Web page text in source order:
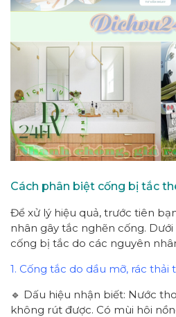
Cách phân biệt cống bị tắc
Để xử lý hiệu quả, trước tiên
nhân gây tắc nghẽn cống.
cống bị tắc do các nguyên
1. Cống tắc do dầu mỡ, rác thải
🔹 Dấu hiệu nhận biết: Nước
không rút được. Có mùi hôi